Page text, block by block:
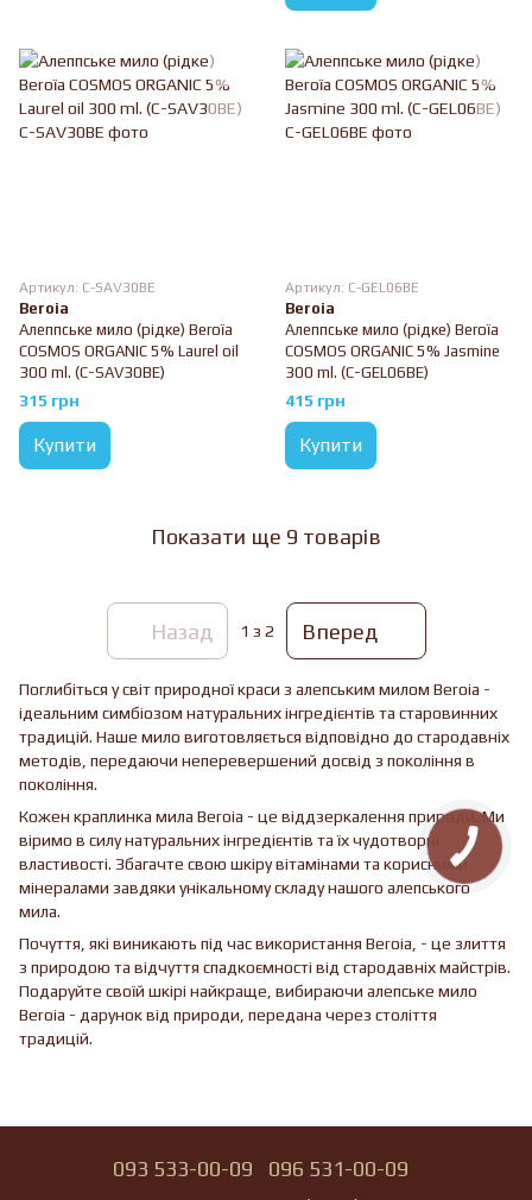
Артикул: C-SAV30BE
Beroia
Алеппське мило (рідке) Beroïa
COSMOS ORGANIC 5% Laurel oil
300 ml. (C-SAV30BE)
315 грн
Купити
Артикул: C-GEL06BE
Beroia
Алеппське мило (рідке) Beroïa
COSMOS ORGANIC 5% Jasmine
300 ml. (C-GEL06BE)
415 грн
Купити
Показати ще 9 товарів
Назад 1 з 2 Вперед
Поглибіться у світ природної краси з алепським милом Beroia -
ідеальним симбіозом натуральних інгредієнтів та старовинних
традицій. Наше мило виготовляється відповідно до стародавніх
методів, передаючи неперевершений досвід з покоління в
покоління.
Кожен краплинка мила Beroia - це віддзеркалення природи. Ми
віримо в силу натуральних інгредієнтів та їх чудотворні
властивості. Збагачте свою шкіру вітамінами та корисними
мінералами завдяки унікальному складу нашого алепського
мила.
Почуття, які виникають під час використання Beroia, - це злиття
з природою та відчуття спадкоємності від стародавніх майстрів.
Подаруйте своїй шкірі найкраще, вибираючи алепське мило
Beroia - дарунок від природи, передана через століття
традицій.
093 533-00-09
096 531-00-09